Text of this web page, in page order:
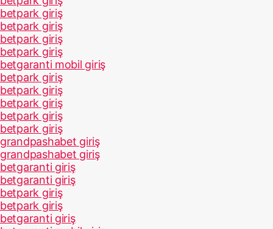
betpark giriş
betpark giriş
betpark giriş
betpark giriş
betgaranti mobil giriş
betpark giriş
betpark giriş
betpark giriş
betpark giriş
betpark giriş
grandpashabet giriş
grandpashabet giriş
betgaranti giriş
betgaranti giriş
betpark giriş
betpark giriş
betgaranti giriş